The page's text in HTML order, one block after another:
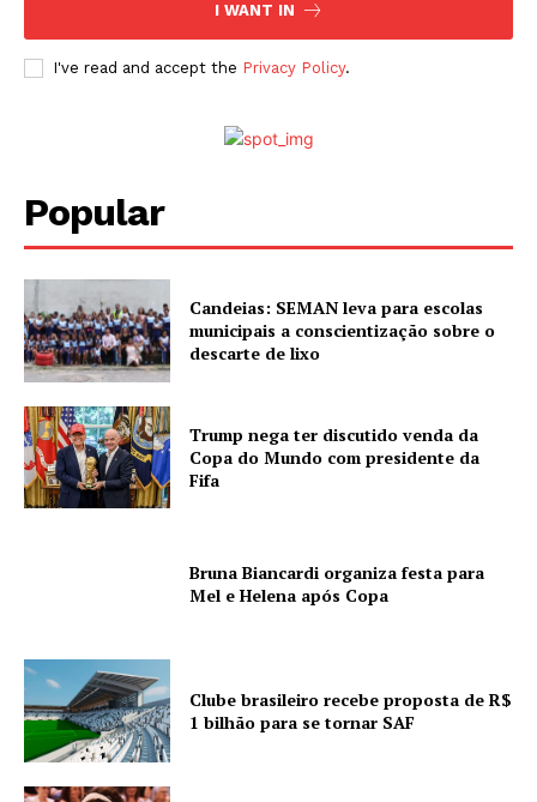
I WANT IN
I've read and accept the Privacy Policy.
Popular
Candeias: SEMAN leva para escolas
municipais a conscientização sobre o
descarte de lixo
Trump nega ter discutido venda da
Copa do Mundo com presidente da
Fifa
Bruna Biancardi organiza festa para
Mel e Helena após Copa
Clube brasileiro recebe proposta de R$
1 bilhão para se tornar SAF